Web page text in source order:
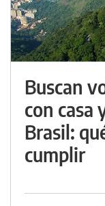
Buscan
con casa
Brasil:
cumplir